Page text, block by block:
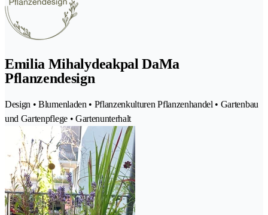
Emilia Mihalydeakpal DaMa
Pflanzendesign
Design • Blumenladen • Pflanzenkulturen Pflanzenhandel • Gartenbau
und Gartenpflege • Gartenunterhalt